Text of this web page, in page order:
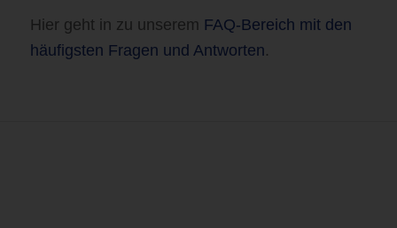
Hier geht in zu unserem FAQ-Bereich mit den
häufigsten Fragen und Antworten.